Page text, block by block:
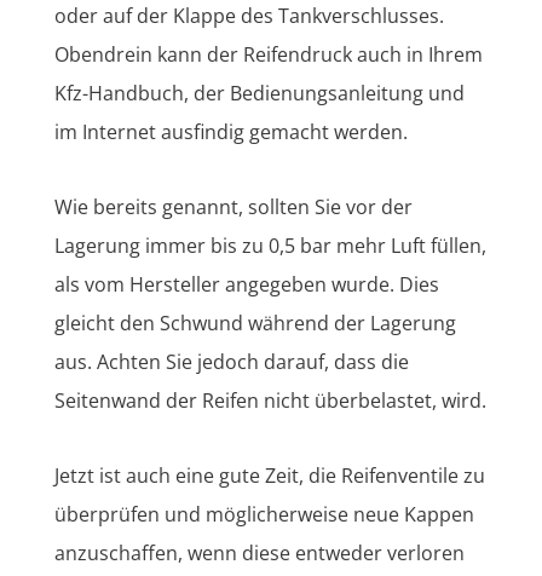
oder auf der Klappe des Tankverschlusses.
Obendrein kann der Reifendruck auch in Ihrem
Kfz-Handbuch, der Bedienungsanleitung und
im Internet ausfindig gemacht werden.
Wie bereits genannt, sollten Sie vor der
Lagerung immer bis zu 0,5 bar mehr Luft füllen,
als vom Hersteller angegeben wurde. Dies
gleicht den Schwund während der Lagerung
aus. Achten Sie jedoch darauf, dass die
Seitenwand der Reifen nicht überbelastet, wird.
Jetzt ist auch eine gute Zeit, die Reifenventile zu
überprüfen und möglicherweise neue Kappen
anzuschaffen, wenn diese entweder verloren